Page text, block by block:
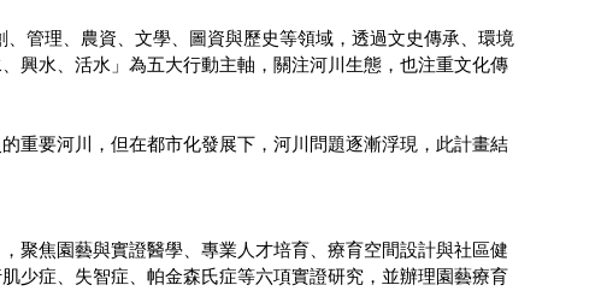
管理、農資、文學、圖資與歷史等領域，透過文史傳承、環境
興水、活水」為五大行動主軸，關注河川生態，也注重文化傳
重要河川，但在都市化發展下，河川問題逐漸浮現，此計畫結
聚焦園藝與實證醫學、專業人才培育、療育空間設計與社區健
少症、失智症、帕金森氏症等六項實證研究，並辦理園藝療育